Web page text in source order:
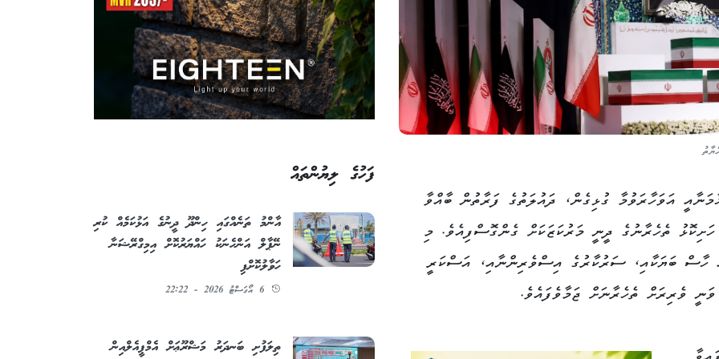
އަވަހާރަވުމާ ގުޅިގެން، ދައުލަތުގެ ފަރާތުން ބާއްވާ
ތެހެރާނުގެ ދީނީ މަރުކަޒަކަށް ގެންގޮސްފިއެވެ. މި
ހާސް ބަޔަކާއި، ސަރުކާރުގެ އިސްވެރިންނާއި، އަސްކަރީ
ވެރިރަށް ތެހެރާނަށް ޖަމާވެފައެވެ.
ފަހުގެ ލިޔުންތައް
އާންމު ތަނެއްގައި ހިންދޫ ދީނުގެ އަޅުކަމެއް ކުރި
ނޭޕާލް އަންހެނަކު ހައްޔަރުކޮށް އިމިގްރޭޝަނާ
ހަވާލުކޮށްފި
6 އޯގަސްޓު 2026 - 22:22
ތިލަފުށި ބަނދަރު މަޝްރޫޢަށް އެމްޕީއެލްއިން